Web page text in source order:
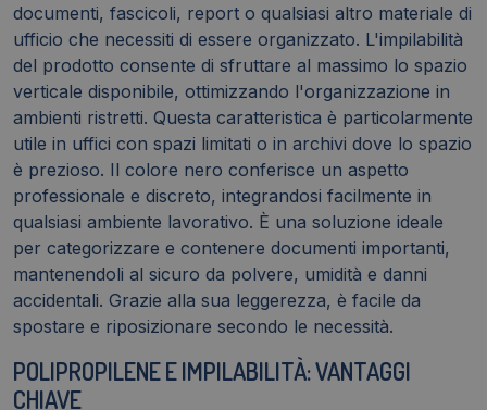
documenti, fascicoli, report o qualsiasi altro materiale di
ufficio che necessiti di essere organizzato. L'impilabilità
del prodotto consente di sfruttare al massimo lo spazio
verticale disponibile, ottimizzando l'organizzazione in
ambienti ristretti. Questa caratteristica è particolarmente
utile in uffici con spazi limitati o in archivi dove lo spazio
è prezioso. Il colore nero conferisce un aspetto
professionale e discreto, integrandosi facilmente in
qualsiasi ambiente lavorativo. È una soluzione ideale
per categorizzare e contenere documenti importanti,
mantenendoli al sicuro da polvere, umidità e danni
accidentali. Grazie alla sua leggerezza, è facile da
spostare e riposizionare secondo le necessità.
POLIPROPILENE E IMPILABILITÀ: VANTAGGI
CHIAVE